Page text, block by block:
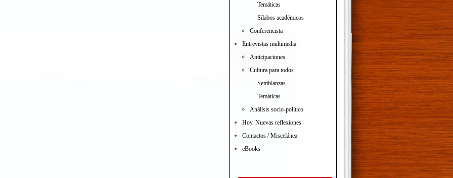
Temáticas
Sílabos académicos
Conferencista
Entrevistas multimedia
Anticipaciones
Cultura para todos
Semblanzas
Temáticas
Análisis socio-político
Hoy. Nuevas reflexiones
Contactos / Miscelánea
eBooks